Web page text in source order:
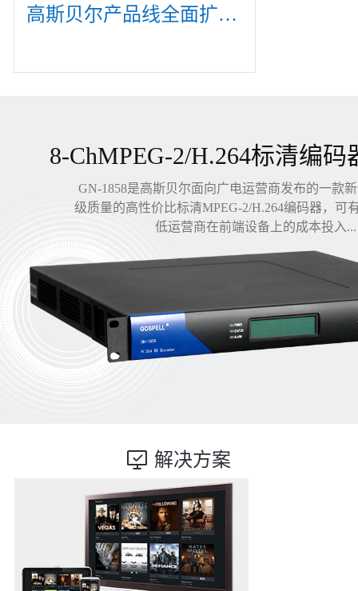
高斯贝尔产品线全面扩展，众多新产品亮相CommunicAsia 2019
8-ChMPEG-2/H.264标清编码
GN-1858是高斯贝尔面向广电运营商发布的一款
级质量的高性价比标清MPEG-2/H.264编码器，可
低运营商在前端设备上的成本投入...
解决方案